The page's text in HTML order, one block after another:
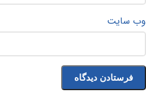
وب‌ سایت